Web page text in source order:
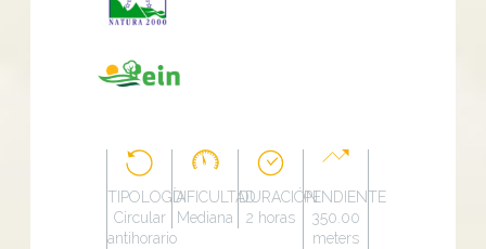
TIPOLOGÍA
Circular
antihorario
DIFICULTAD
Mediana
DURACIÓN
2 horas
PENDIENTE
350.00
meters